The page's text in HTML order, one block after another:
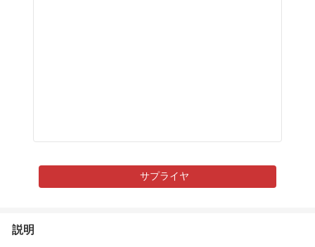
サプライヤ
説明